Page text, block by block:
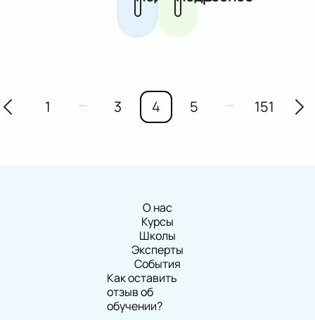
1 ... 3 4 5 ... 151
О нас
Курсы
Школы
Эксперты
События
Как оставить
отзыв об
обучении?